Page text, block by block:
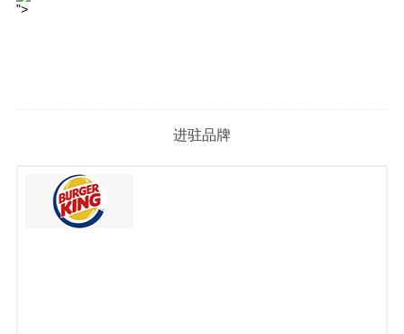
">
进驻品牌